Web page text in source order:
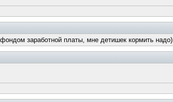
заработной платы, мне детишек кормить надо)